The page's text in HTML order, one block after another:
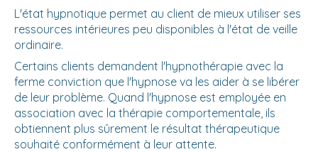
L'état hypnotique permet au client de mieux utiliser ses
ressources intérieures peu disponibles à l'état de veille
ordinaire.
Certains clients demandent l'hypnothérapie avec la
ferme conviction que l'hypnose va les aider à se libérer
de leur problème. Quand l'hypnose est employée en
association avec la thérapie comportementale, ils
obtiennent plus sûrement le résultat thérapeutique
souhaité conformément à leur attente.